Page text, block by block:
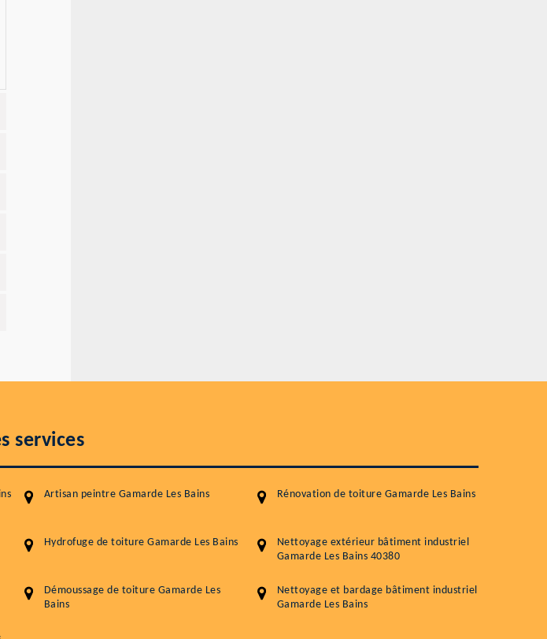
services
Artisan peintre Gamarde Les Bains Rénovation de toiture Gamarde Les Bains
Hydrofuge de toiture Gamarde Les Bains
Nettoyage extérieur bâtiment industriel
Gamarde Les Bains 40380
Démoussage de toiture Gamarde Les
Bains
Nettoyage et bardage bâtiment industriel
Gamarde Les Bains
5.0 (118avis)
Artisant local recommander
05 33 06 15 63
76 chemin de la Source 40180